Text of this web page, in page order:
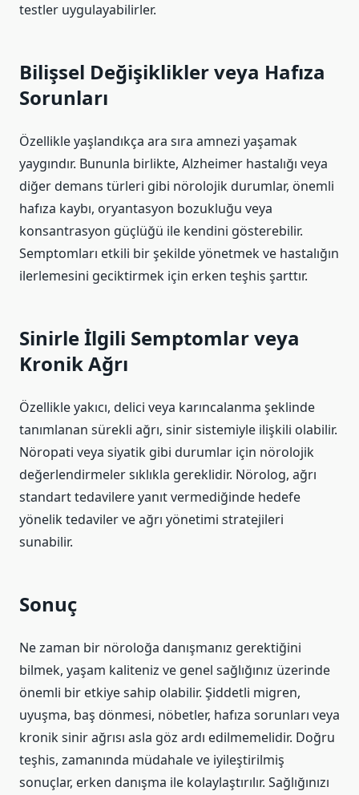
testler uygulayabilirler.
Bilişsel Değişiklikler veya Hafıza
Sorunları
Özellikle yaşlandıkça ara sıra amnezi yaşamak
yaygındır. Bununla birlikte, Alzheimer hastalığı veya
diğer demans türleri gibi nörolojik durumlar, önemli
hafıza kaybı, oryantasyon bozukluğu veya
konsantrasyon güçlüğü ile kendini gösterebilir.
Semptomları etkili bir şekilde yönetmek ve hastalığın
ilerlemesini geciktirmek için erken teşhis şarttır.
Sinirle İlgili Semptomlar veya
Kronik Ağrı
Özellikle yakıcı, delici veya karıncalanma şeklinde
tanımlanan sürekli ağrı, sinir sistemiyle ilişkili olabilir.
Nöropati veya siyatik gibi durumlar için nörolojik
değerlendirmeler sıklıkla gereklidir. Nörolog, ağrı
standart tedavilere yanıt vermediğinde hedefe
yönelik tedaviler ve ağrı yönetimi stratejileri
sunabilir.
Sonuç
Ne zaman bir nöroloğa danışmanız gerektiğini
bilmek, yaşam kaliteniz ve genel sağlığınız üzerinde
önemli bir etkiye sahip olabilir. Şiddetli migren,
uyuşma, baş dönmesi, nöbetler, hafıza sorunları veya
kronik sinir ağrısı asla göz ardı edilmemelidir. Doğru
teşhis, zamanında müdahale ve iyileştirilmiş
sonuçlar, erken danışma ile kolaylaştırılır. Sağlığınızı